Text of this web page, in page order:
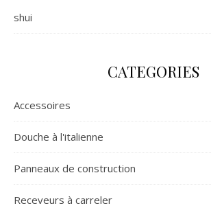
shui
CATEGORIES
Accessoires
Douche à l'italienne
Panneaux de construction
Receveurs à carreler